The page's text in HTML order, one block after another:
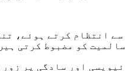
انتظام کرتے ہوئے،
کو مضبوط کرتی